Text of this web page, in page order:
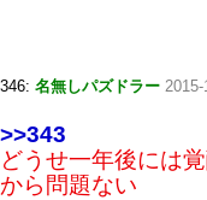
346: 名無しパズドラー
>>343
どうせ一年後には
から問題ない